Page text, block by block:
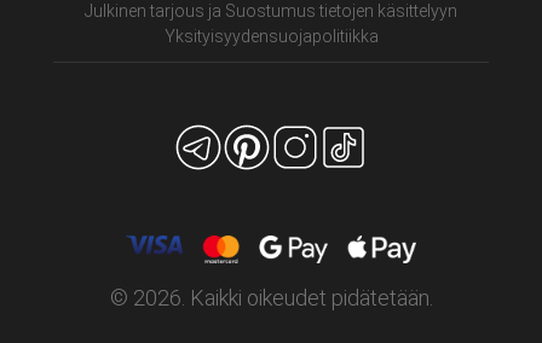
Julkinen tarjous ja Suostumus tietojen käsittelyyn
Yksityisyydensuoja­politiikka
© 2026. Kaikki oikeudet pidätetään.